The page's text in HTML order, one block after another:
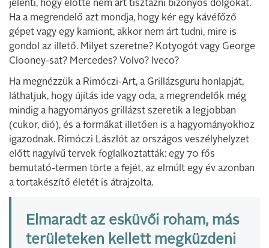
jelenti, hogy előtte nem árt tisztázni bizonyos dolgokat.
Ha a megrendelő azt mondja, hogy kér egy kávéfőző
gépet vagy egy kamiont, akkor nem árt tudni, mire is
gondol az illető. Milyet szeretne? Kotyogót vagy George
Clooney-sat? Mercedes? Volvo? Iveco?
Ha megnézzük a Rimóczi-Art, a Grillázsguru honlapját,
láthatjuk, hogy újítás ide vagy oda, a megrendelők még
mindig a hagyományos grillázst szeretik a legjobban
(cukor, dió), és a formákat illetően is a hagyományokhoz
igazodnak. Rimóczi Lászlót az országos veszélyhelyzet
előtt nagyívű tervek foglalkoztatták: egy 70 fős
bemutató-termen törte a fejét, az elmúlt egy év azonban
a tortakészítő életét is átrajzolta.
Elmaradt az esküvői roham, más
területeken kellett megküzdeni